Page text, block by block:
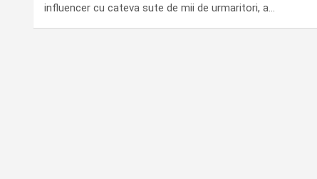
influencer cu cateva sute de mii de urmaritori, a…